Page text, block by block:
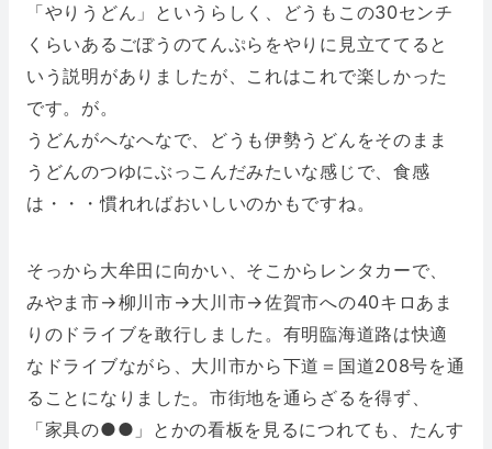
「やりうどん」というらしく、どうもこの30センチ
くらいあるごぼうのてんぷらをやりに見立ててると
いう説明がありましたが、これはこれで楽しかった
です。が。
うどんがへなへなで、どうも伊勢うどんをそのまま
うどんのつゆにぶっこんだみたいな感じで、食感
は・・・慣れればおいしいのかもですね。
そっから大牟田に向かい、そこからレンタカーで、
みやま市→柳川市→大川市→佐賀市への40キロあま
りのドライブを敢行しました。有明臨海道路は快適
なドライブながら、大川市から下道＝国道208号を通
ることになりました。市街地を通らざるを得ず、
「家具の●●」とかの看板を見るにつれても、たんす